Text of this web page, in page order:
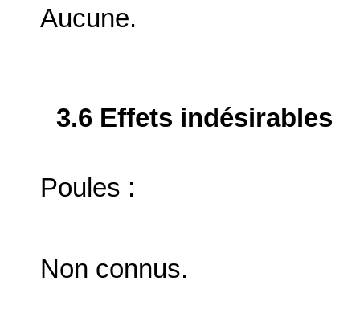
Aucune.
3.6 Effets indésirables
Poules :
Non connus.